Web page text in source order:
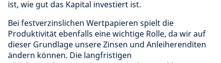
ist, wie gut das Kapital investiert ist.
Bei festverzinslichen Wertpapieren spielt die
Produktivität ebenfalls eine wichtige Rolle, da wir auf
dieser Grundlage unsere Zinsen und Anleiherenditen
ändern können. Die langfristigen